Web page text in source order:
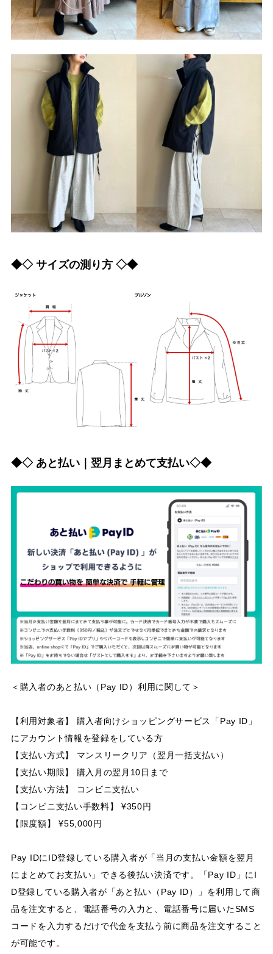
◆◇ サイズの測り方 ◇◆
◆◇ あと払い｜翌月まとめて支払い◇◆
＜購入者のあと払い（Pay ID）利用に関して＞
【利用対象者】 購入者向けショッピングサービス「Pay ID」
にアカウント情報を登録をしている方
【支払い方式】 マンスリークリア（翌月一括支払い）
【支払い期限】 購入月の翌月10日まで
【支払い方法】 コンビニ支払い
【コンビニ支払い手数料】 ¥350円
【限度額】 ¥55,000円
Pay IDにID登録している購入者が「当月の支払い金額を翌月
にまとめてお支払い」できる後払い決済です。「Pay ID」にI
D登録している購入者が「あと払い（Pay ID）」を利用して商
品を注文すると、電話番号の入力と、電話番号に届いたSMS
コードを入力するだけで代金を支払う前に商品を注文すること
が可能です。